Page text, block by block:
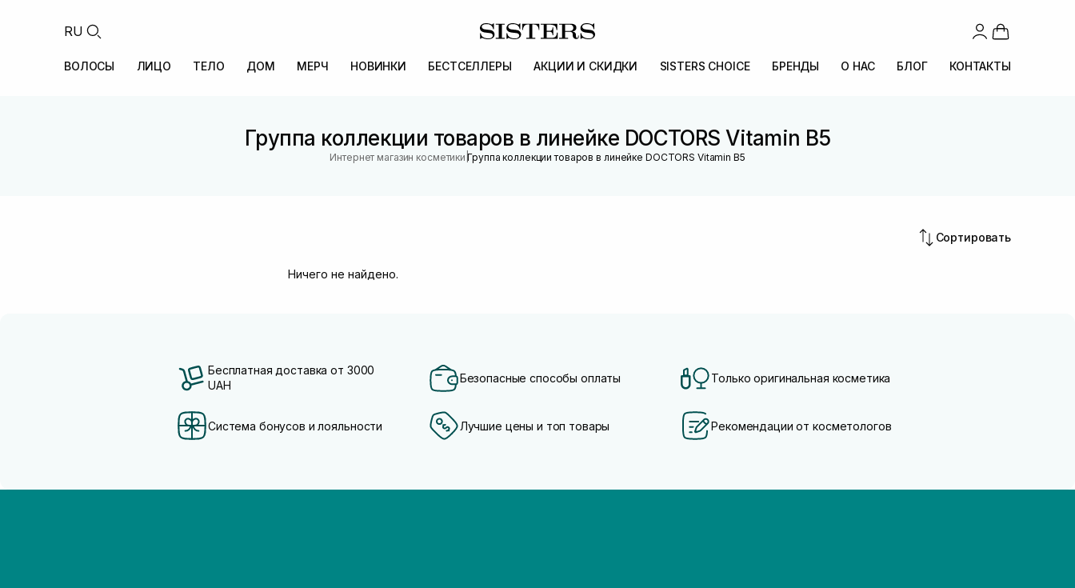
RU
ВОЛОСЫ ЛИЦО ТЕЛО ДОМ МЕРЧ НОВИНКИ БЕСТСЕЛЛЕРЫ АКЦИИ И СКИДКИ SISTERS CHOICE БРЕНДЫ О НАС БЛОГ КОНТАКТЫ
Группа коллекции товаров в линейке DOCTORS Vitamin B5
Интернет магазин косметики |Группа коллекции товаров в линейке DOCTORS Vitamin B5
Сортировать
Ничего не найдено.
Бесплатная доставка от 3000
UAH
Безопасные способы оплаты Только оригинальная косметика
Система бонусов и лояльности Лучшие цены и топ товары Рекомендации от косметологов